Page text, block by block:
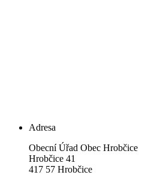
Adresa
Obecní Úřad Obec Hrobčice
Hrobčice 41
417 57 Hrobčice